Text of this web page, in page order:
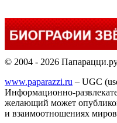
© 2004 - 2026
www.paparazzi.ru – UGC
Информационно-
желающий может
и взаимоотношениях